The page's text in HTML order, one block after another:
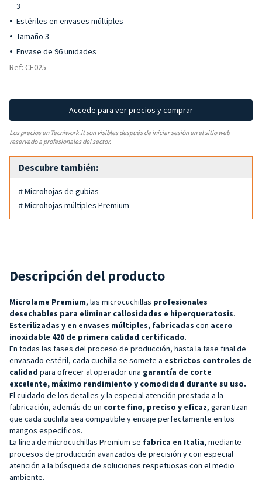
3
Estériles en envases múltiples
Tamaño 3
Envase de 96 unidades
Ref: CF025
Accede para ver precios y comprar
Los precios en Tecniwork.it son visibles después de iniciar sesión en el sitio web
reservado a profesionales del sector.
Descubre también:
# Microhojas de gubias
# Microhojas múltiples Premium
Descripción del producto
Microlame Premium, las microcuchillas profesionales
desechables para eliminar callosidades e hiperqueratosis.
Esterilizadas y en envases múltiples, fabricadas con acero
inoxidable 420 de primera calidad certificado.
En todas las fases del proceso de producción, hasta la fase final de
envasado estéril, cada cuchilla se somete a estrictos controles de
calidad para ofrecer al operador una garantía de corte
excelente, máximo rendimiento y comodidad durante su uso.
El cuidado de los detalles y la especial atención prestada a la
fabricación, además de un corte fino, preciso y eficaz, garantizan
que cada cuchilla sea compatible y encaje perfectamente en los
mangos específicos.
La línea de microcuchillas Premium se fabrica en Italia, mediante
procesos de producción avanzados de precisión y con especial
atención a la búsqueda de soluciones respetuosas con el medio
ambiente.